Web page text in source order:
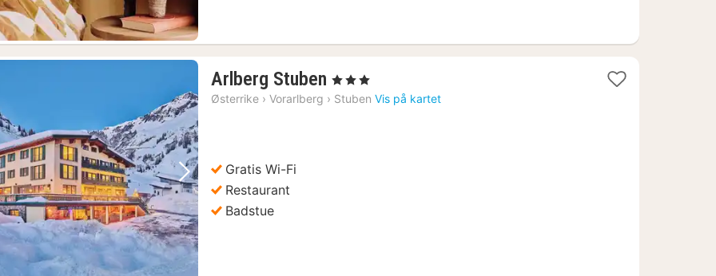
Forrige bilde Neste bilde
Arlberg Stuben 1
natt
, 3 Stjerner
Østerrike › Vorarlberg › Stuben Vis på kartet
Gratis Wi-Fi
Restaurant
Badstue